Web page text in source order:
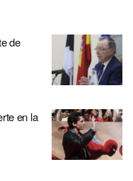
de
en la